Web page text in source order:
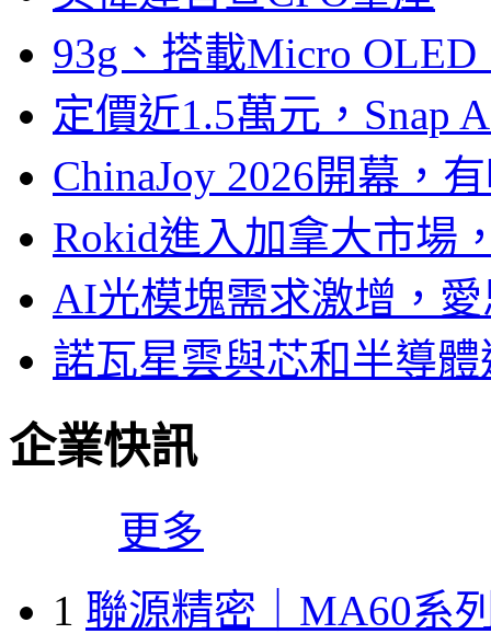
93g、搭載Micro
定價近1.5萬元，Snap
ChinaJoy 2026開幕，
Rokid進入加拿大市場
AI光模塊需求激增，
諾瓦星雲與芯和半導
企業快訊
更多
1 聯源精密｜MA60系